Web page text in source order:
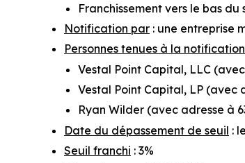
Franchissement vers le bas du
Notification par : une entreprise
Personnes tenues à la notification
Vestal Point Capital, LLC
Vestal Point Capital, LP (avec
Ryan Wilder (avec adresse à
Date du dépassement de seuil :
Seuil franchi : 3%